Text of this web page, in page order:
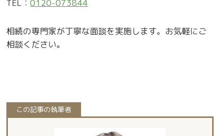
TEL：0120-073844
相続の専門家が丁寧な面談を実施します。お気軽にご
相談ください。
この記事の執筆者